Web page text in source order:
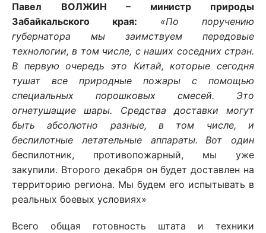
Павел ВОЛЖИН – министр природы
Забайкальского края: «По поручению
губернатора мы заимствуем передовые
технологии, в том числе, с наших соседних стран.
В первую очередь это Китай, которые сегодня
тушат все природные пожары с помощью
специальных порошковых смесей. Это
огнетушащие шары. Средства доставки могут
быть абсолютно разные, в том числе, и
беспилотные летательные аппараты.
Вот один
беспилотник, противопожарный, мы уже
закупили. Второго декабря он будет доставлен на
территорию региона. Мы будем его испытывать в
реальных боевых условиях»
Всего общая готовность штата и техники